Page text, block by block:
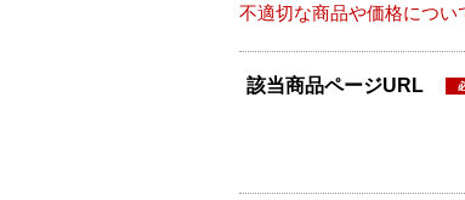
不適切な商品や価格につい
該当商品ページURL